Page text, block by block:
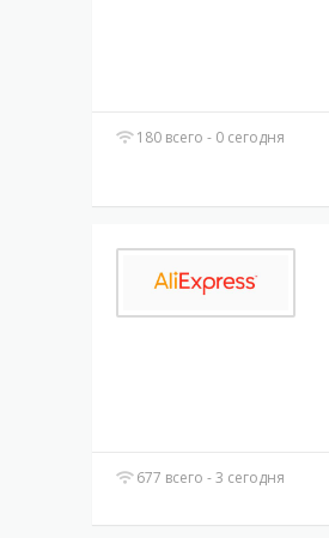
180 всего - 0 сегодня
677 всего - 3 сегодня